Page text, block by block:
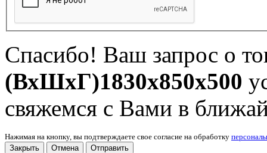
Спасибо! Ваш запрос о
(ВхШхГ)1830x850x500
свяжемся с Вами в
Нажимая на кнопку, вы подтверждаете свое согласие на обработку
Закрыть
Отмена
Отправить